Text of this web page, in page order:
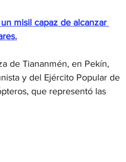
misil capaz de alcanzar
de Tiananmén, en Pekín,
y del Ejército Popular de
que representó las